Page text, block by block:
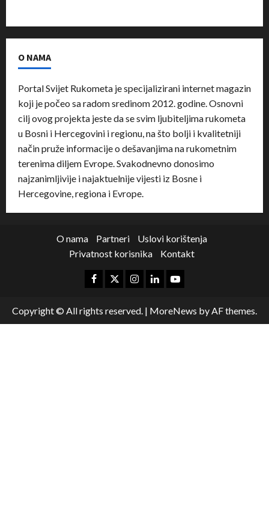
O NAMA
Portal Svijet Rukometa je specijalizirani internet magazin
koji je počeo sa radom sredinom 2012. godine. Osnovni
cilj ovog projekta jeste da se svim ljubiteljima rukometa
u Bosni i Hercegovini i regionu, na što bolji i kvalitetniji
način pruže informacije o dešavanjima na rukometnim
terenima diljem Evrope. Svakodnevno donosimo
najzanimljivije i najaktuelnije vijesti iz Bosne i
Hercegovine, regiona i Evrope.
O nama Partneri
Uslovi korištenja
Privatnost korisnika
Kontakt
Copyright © All rights reserved. | MoreNews by AF themes.